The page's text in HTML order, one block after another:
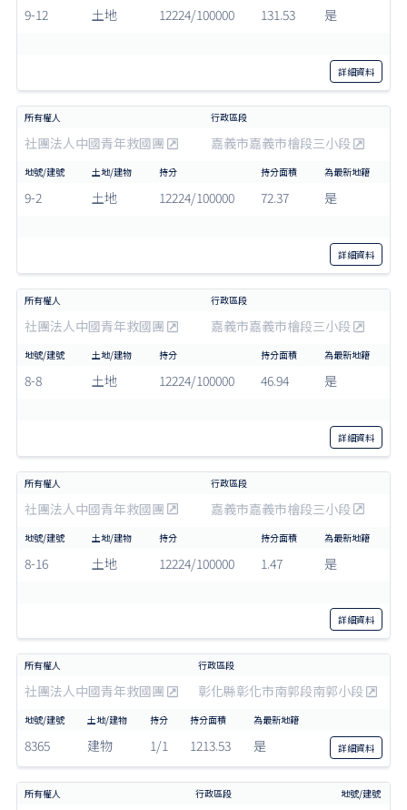
9-12 土地 12224/100000 131.53 是
詳細資料
社團法人中國青年救國團 嘉義市嘉義市檜段三小段
9-2 土地 12224/100000 72.37 是
詳細資料
社團法人中國青年救國團 嘉義市嘉義市檜段三小段
8-8 土地 12224/100000 46.94 是
詳細資料
社團法人中國青年救國團 嘉義市嘉義市檜段三小段
8-16 土地 12224/100000 1.47 是
詳細資料
社團法人中國青年救國團 彰化縣彰化市南郭段南郭小段
8365 建物 1/1 1213.53 是 詳細資料